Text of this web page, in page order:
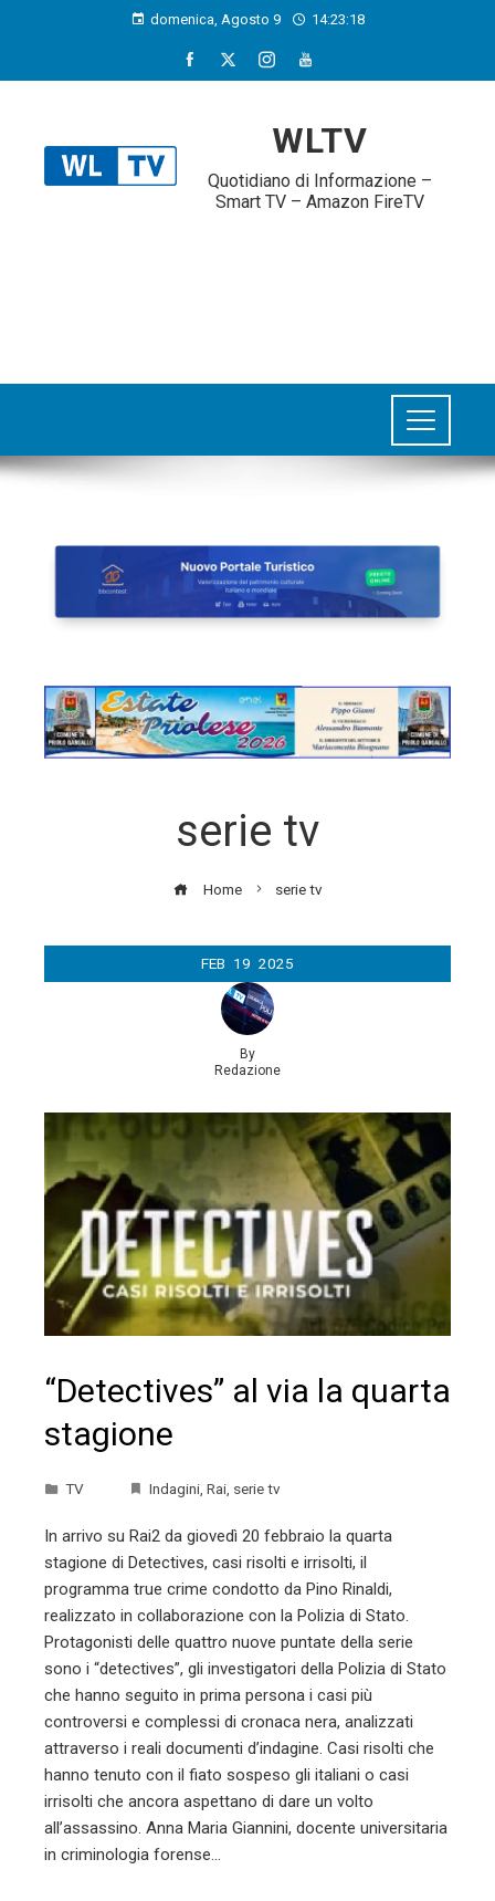
domenica, Agosto 9 14:23:18
WLTV
Quotidiano di Informazione –
Smart TV – Amazon FireTV
serie tv
Home serie tv
FEB 19 2025
By
Redazione
“Detectives” al via la quarta
stagione
TV Indagini, Rai, serie tv
In arrivo su Rai2 da giovedì 20 febbraio la quarta
stagione di Detectives, casi risolti e irrisolti, il
programma true crime condotto da Pino Rinaldi,
realizzato in collaborazione con la Polizia di Stato.
Protagonisti delle quattro nuove puntate della serie
sono i “detectives”, gli investigatori della Polizia di Stato
che hanno seguito in prima persona i casi più
controversi e complessi di cronaca nera, analizzati
attraverso i reali documenti d’indagine. Casi risolti che
hanno tenuto con il fiato sospeso gli italiani o casi
irrisolti che ancora aspettano di dare un volto
all’assassino. Anna Maria Giannini, docente universitaria
in criminologia forense…